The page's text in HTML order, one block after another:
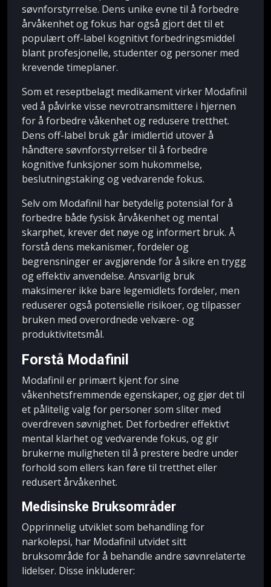
søvnforstyrrelse. Dens unike evne til å forbedre
årvåkenhet og fokus har også gjort det til et
populært off-label kognitivt forbedringsmiddel
blant profesjonelle, studenter og personer med
krevende timeplaner.
Som et reseptbelagt medikament virker Modafinil
ved å påvirke visse nevrotransmittere i hjernen
for å forbedre våkenhet og redusere tretthet.
Dens off-label bruk går imidlertid utover å
håndtere søvnforstyrrelser til å forbedre
kognitive funksjoner som hukommelse,
beslutningstaking og vedvarende fokus.
Selv om Modafinil har betydelig potensial for å
forbedre både fysisk årvåkenhet og mental
skarphet, krever det nøye og informert bruk. Å
forstå dens mekanismer, fordeler og
begrensninger er avgjørende for å sikre en trygg
og effektiv anvendelse. Ansvarlig bruk
maksimerer ikke bare legemidlets fordeler, men
reduserer også potensielle risikoer, og tilpasser
bruken med overordnede velvære- og
produktivitetsmål.
Forstå Modafinil
Modafinil er primært kjent for sine
våkenhetsfremmende egenskaper, og gjør det til
et pålitelig valg for personer som sliter med
overdreven søvnighet. Det forbedrer effektivt
mental klarhet og vedvarende fokus, og gir
brukerne muligheten til å prestere bedre under
forhold som ellers kan føre til tretthet eller
redusert årvåkenhet.
Medisinske Bruksområder
Opprinnelig utviklet som behandling for
narkolepsi, har Modafinil utvidet sitt
bruksområde for å behandle andre søvnrelaterte
lidelser. Disse inkluderer: